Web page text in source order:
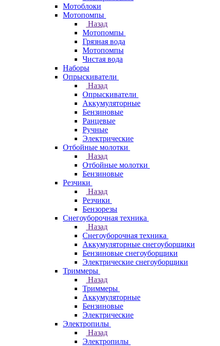
Мотоблоки
Мотопомпы
Назад
Мотопомпы
Грязная вода
Мотопомпы
Чистая вода
Наборы
Опрыскиватели
Назад
Опрыскиватели
Аккумуляторные
Бензиновые
Ранцевые
Ручные
Электрические
Отбойные молотки
Назад
Отбойные молотки
Бензиновые
Резчики
Назад
Резчики
Бензорезы
Снегоуборочная техника
Назад
Снегоуборочная техника
Аккумуляторные снегоуборщики
Бензиновые снегоуборщики
Электрические снегоуборщики
Триммеры
Назад
Триммеры
Аккумуляторные
Бензиновые
Электрические
Электропилы
Назад
Электропилы